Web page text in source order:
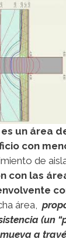
un área
con
de
con las
área,
(un
a